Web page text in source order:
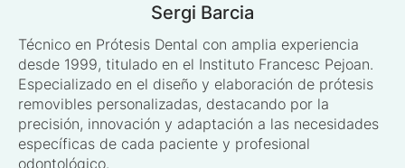
Sergi Barcia
Técnico en Prótesis Dental con amplia experiencia
desde 1999, titulado en el Instituto Francesc Pejoan.
Especializado en el diseño y elaboración de prótesis
removibles personalizadas, destacando por la
precisión, innovación y adaptación a las necesidades
específicas de cada paciente y profesional
odontológico.